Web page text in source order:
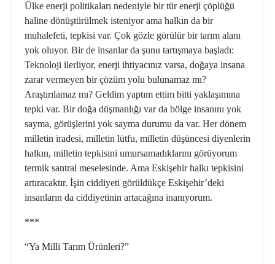
Ülke enerji politikaları nedeniyle bir tür enerji çöplüğü
haline dönüştürülmek isteniyor ama halkın da bir
muhalefeti, tepkisi var. Çok gözle görülür bir tarım alanı
yok oluyor. Bir de insanlar da şunu tartışmaya başladı:
Teknoloji ilerliyor, enerji ihtiyacınız varsa, doğaya insana
zarar vermeyen bir çözüm yolu bulunamaz mı?
Araştırılamaz mı? Geldim yaptım ettim bitti yaklaşımına
tepki var. Bir doğa düşmanlığı var da bölge insanını yok
sayma, görüşlerini yok sayma durumu da var. Her dönem
milletin iradesi, milletin lütfu, milletin düşüncesi diyenlerin
halkın, milletin tepkisini umursamadıklarını görüyorum
termik santral meselesinde. Ama Eskişehir halkı tepkisini
artıracaktır. İşin ciddiyeti görüldükçe Eskişehir’deki
insanların da ciddiyetinin artacağına inanıyorum.
***
“Ya Milli Tarım Ürünleri?”